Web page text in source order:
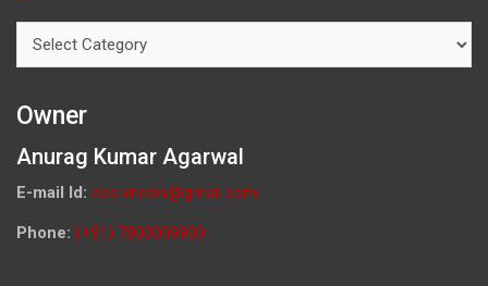
Owner
Anurag Kumar Agarwal
E-mail Id: ceo.knews@gmail.com
Phone: (+91) 7800009900